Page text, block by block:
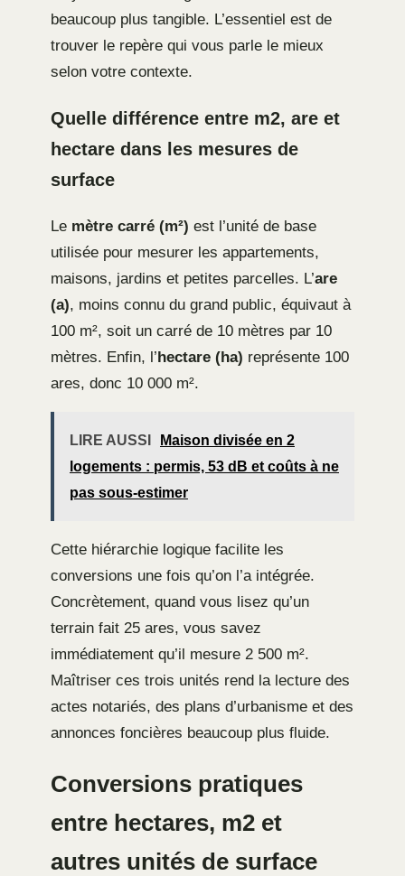
beaucoup plus tangible. L’essentiel est de
trouver le repère qui vous parle le mieux
selon votre contexte.
Quelle différence entre m2, are et
hectare dans les mesures de
surface
Le mètre carré (m²) est l’unité de base
utilisée pour mesurer les appartements,
maisons, jardins et petites parcelles. L’are
(a), moins connu du grand public, équivaut à
100 m², soit un carré de 10 mètres par 10
mètres. Enfin, l’ hectare (ha) représente 100
ares, donc 10 000 m².
LIRE AUSSI
Maison divisée en 2
logements : permis, 53 dB et coûts à ne
pas sous-estimer
Cette hiérarchie logique facilite les
conversions une fois qu’on l’a intégrée.
Concrètement, quand vous lisez qu’un
terrain fait 25 ares, vous savez
immédiatement qu’il mesure 2 500 m².
Maîtriser ces trois unités rend la lecture des
actes notariés, des plans d’urbanisme et des
annonces foncières beaucoup plus fluide.
Conversions pratiques
entre hectares, m2 et
autres unités de surface